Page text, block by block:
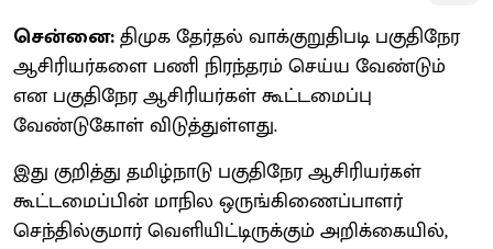
சென்னை:திமுக தேர்தல் வாக்குறுதிபடி பகுதிநேர
ஆசிரியர்களை பணி நிரந்தரம் செய்ய வேண்டும்
என பகுதிநேர ஆசிரியர்கள் கூட்டமைப்பு
வேண்டுகோள் விடுத்துள்ளது.
இது குறித்து தமிழ்நாடு பகுதிநேர ஆசிரியர்கள்
கூட்டமைப்பின் மாநில ஒருங்கிணைப்பாளர்
செந்தில்குமார் வெளியிட்டிருக்கும் அறிக்கையில்,